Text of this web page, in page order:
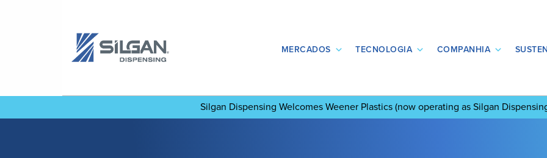
MERCADOS TECNOLOGIA COMPANHIA
Silgan Dispensing Welcomes Weener Plastics (now operating as Silgan